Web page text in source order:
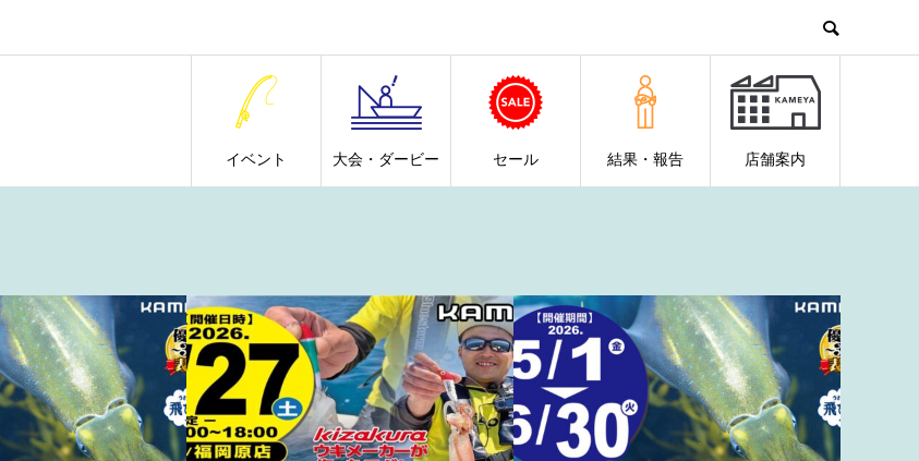
イベント 大会・ダービー セール 結果・報告 店舗案内